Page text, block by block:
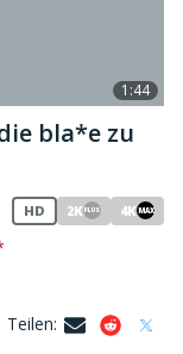
1:44
bla*e zu
HD 2K PLUS 4KMAX
Teilen: